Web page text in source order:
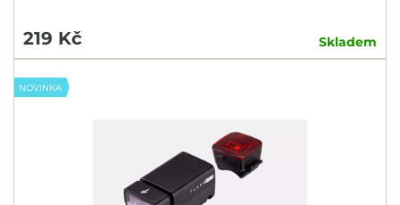
219 Kč Skladem
NOVINKA